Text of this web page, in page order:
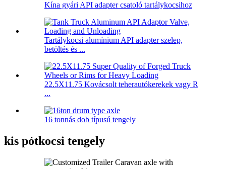
Kína gyári API adapter csatoló tartálykocsihoz
Tartálykocsi alumínium API adapter szelep,
betöltés és ...
22.5X11.75 Kovácsolt teherautókerekek vagy R
...
16 tonnás dob típusú tengely
kis pótkocsi tengely